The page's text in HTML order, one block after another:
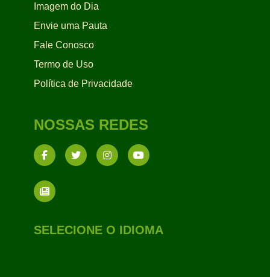
Imagem do Dia
Envie uma Pauta
Fale Conosco
Termo de Uso
Política de Privacidade
NOSSAS REDES
SELECIONE O IDIOMA